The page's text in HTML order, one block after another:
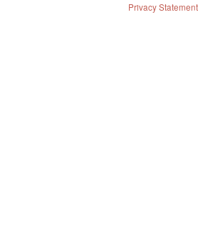
Privacy Statement